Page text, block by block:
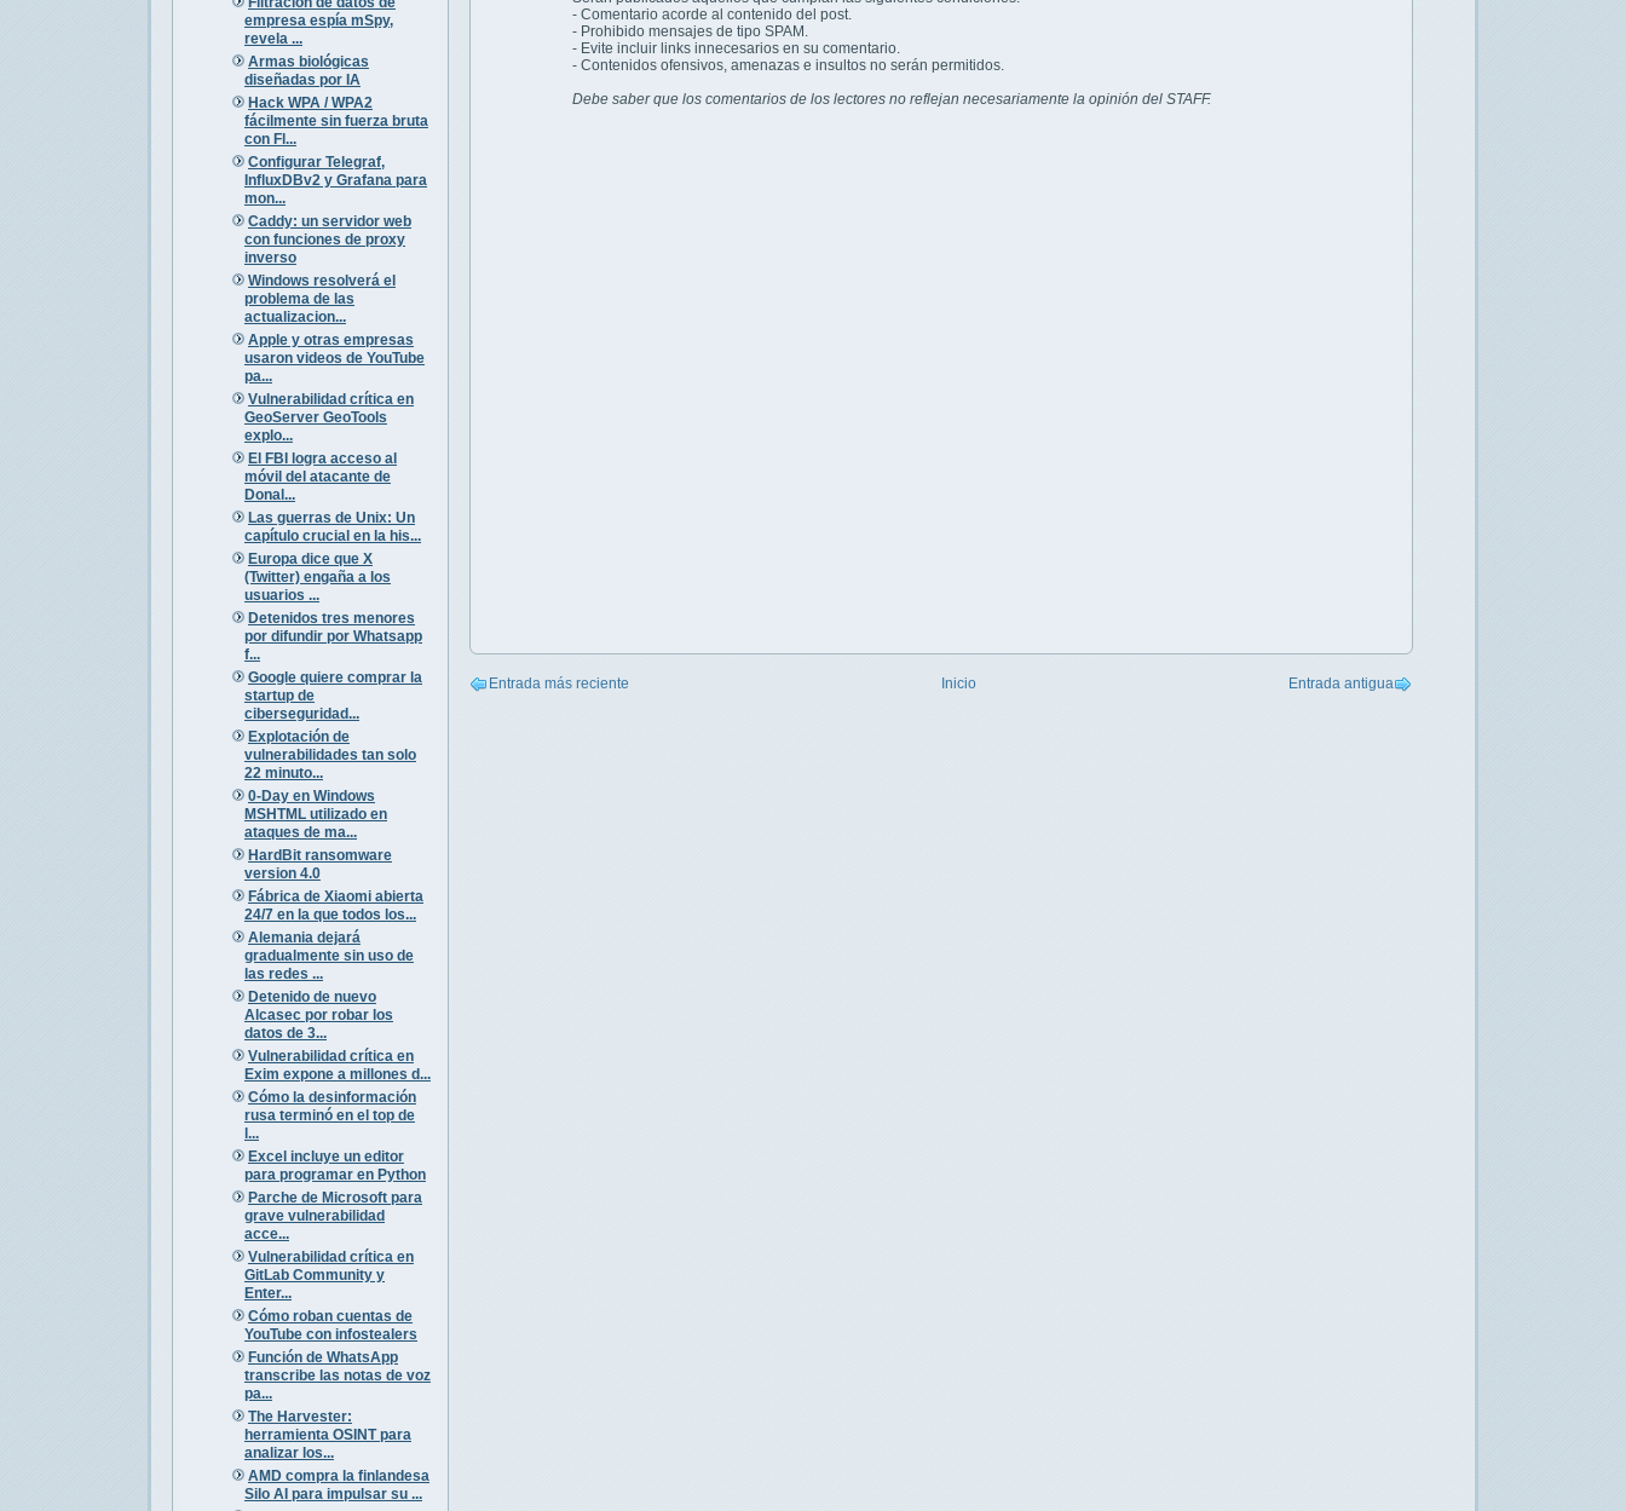
empresa espía mSpy,
revela ...
Armas biológicas
diseñadas por IA
Hack WPA / WPA2
fácilmente sin fuerza bruta
con Fl...
Configurar Telegraf,
InfluxDBv2 y Grafana para
mon...
Caddy: un servidor web
con funciones de proxy
inverso
Windows resolverá el
problema de las
actualizacion...
Apple y otras empresas
usaron videos de YouTube
pa...
Vulnerabilidad crítica en
GeoServer GeoTools
explo...
El FBI logra acceso al
móvil del atacante de
Donal...
Las guerras de Unix: Un
capítulo crucial en la his...
Europa dice que X
(Twitter) engaña a los
usuarios ...
Detenidos tres menores
por difundir por Whatsapp
f...
Google quiere comprar la
startup de
ciberseguridad...
Explotación de
vulnerabilidades tan solo
22 minuto...
0-Day en Windows
MSHTML utilizado en
ataques de ma...
HardBit ransomware
version 4.0
Fábrica de Xiaomi abierta
24/7 en la que todos los...
Alemania dejará
gradualmente sin uso de
las redes ...
Detenido de nuevo
Alcasec por robar los
datos de 3...
Vulnerabilidad crítica en
Exim expone a millones d...
Cómo la desinformación
rusa terminó en el top de
l...
Excel incluye un editor
para programar en Python
Parche de Microsoft para
grave vulnerabilidad
acce...
Vulnerabilidad crítica en
GitLab Community y
Enter...
Cómo roban cuentas de
YouTube con infostealers
Función de WhatsApp
transcribe las notas de voz
pa...
The Harvester:
herramienta OSINT para
analizar los...
AMD compra la finlandesa
Silo AI para impulsar su ...
- Comentario acorde al contenido del post.
- Prohibido mensajes de tipo SPAM.
- Evite incluir links innecesarios en su comentario.
- Contenidos ofensivos, amenazas e insultos no serán permitidos.
Debe saber que los comentarios de los lectores no reflejan necesariamente la opinión del STAFF.
Entrada más reciente Entrada antigua
Inicio